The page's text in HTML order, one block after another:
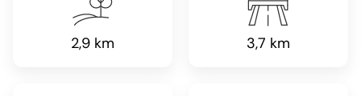
2,9 km 3,7 km